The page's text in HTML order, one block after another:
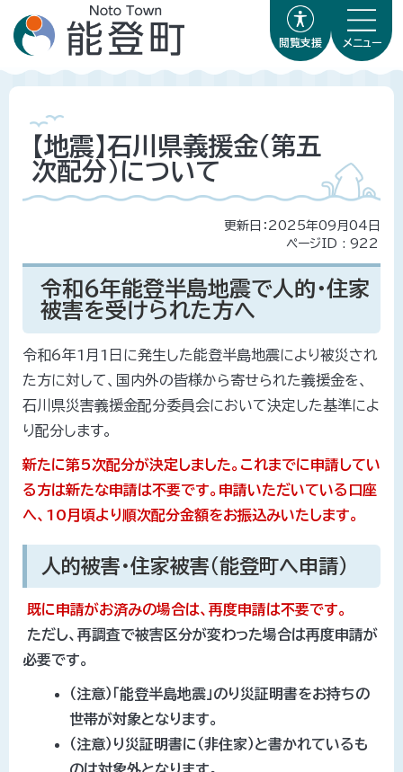
閲覧支援 メニュー
【地震】石川県義援金（第五
次配分）について
更新日：2025年09月04日
ページID : 922
令和6年能登半島地震で人的・住家
被害を受けられた方へ
令和6年1月1日に発生した能登半島地震により被災され
た方に対して、国内外の皆様から寄せられた義援金を、
石川県災害義援金配分委員会において決定した基準によ
り配分します。
新たに第5次配分が決定しました。これまでに申請してい
る方は新たな申請は不要です。申請いただいている口座
へ、10月頃より順次配分金額をお振込みいたします。
人的被害・住家被害（能登町へ申請）
既に申請がお済みの場合は、再度申請は不要です。
ただし、再調査で被害区分が変わった場合は再度申請が
必要です。
（注意）「能登半島地震」のり災証明書をお持ちの
世帯が対象となります。
（注意）り災証明書に（非住家）と書かれているも